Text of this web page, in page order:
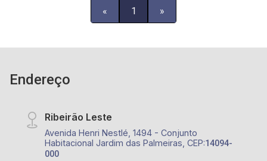
« 1 »
Endereço
Ribeirão Leste
Avenida Henri Nestlé, 1494 - Conjunto
Habitacional Jardim das Palmeiras, CEP:14094-
000